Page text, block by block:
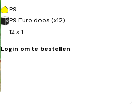
P9
P9 Euro doos (x12)
12 x 1
Login om te bestellen